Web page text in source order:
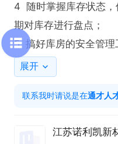
4  随时掌握库存状态
期对库存进行盘点；
5  搞好库房的安全管
工作安排与调动。
岗位要求：
有责任心；
展开
联系我时请说是在通才人
江苏诺利凯新